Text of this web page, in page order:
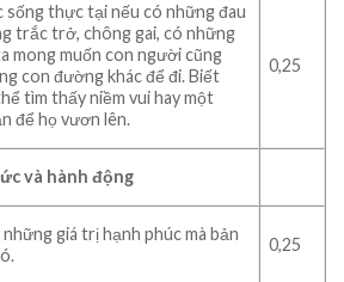
sống thực tại nếu có những đau
trắc trở, chông gai, có những
mong muốn con người cũng
con đường khác để đi. Biết
tìm thấy niềm vui hay một
để họ vươn lên.
0,25
và hành động
giá trị hạnh phúc mà bản
0,25